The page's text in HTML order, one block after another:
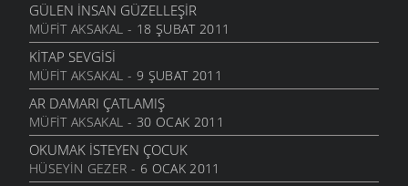
GÜLEN İNSAN GÜZELLEŞIR
MÜFIT AKSAKAL - 18 ŞUBAT 2011
KITAP SEVGISI
MÜFIT AKSAKAL - 9 ŞUBAT 2011
AR DAMARI ÇATLAMIŞ
MÜFIT AKSAKAL - 30 OCAK 2011
OKUMAK İSTEYEN ÇOCUK
HÜSEYIN GEZER - 6 OCAK 2011